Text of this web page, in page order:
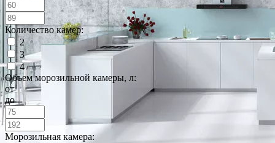
Количество камер:
2
3
4
Объем морозильной камеры, л:
от
до
Морозильная камера: